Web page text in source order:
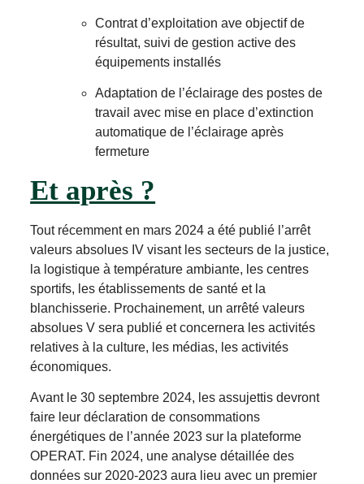
Contrat d’exploitation ave objectif de
résultat, suivi de gestion active des
équipements installés
Adaptation de l’éclairage des postes de
travail avec mise en place d’extinction
automatique de l’éclairage après
fermeture
Et après ?
Tout récemment en mars 2024 a été publié l’arrêt
valeurs absolues IV visant les secteurs de la justice,
la logistique à température ambiante, les centres
sportifs, les établissements de santé et la
blanchisserie. Prochainement, un arrêté valeurs
absolues V sera publié et concernera les activités
relatives à la culture, les médias, les activités
économiques.
Avant le 30 septembre 2024, les assujettis devront
faire leur déclaration de consommations
énergétiques de l’année 2023 sur la plateforme
OPERAT. Fin 2024, une analyse détaillée des
données sur 2020-2023 aura lieu avec un premier